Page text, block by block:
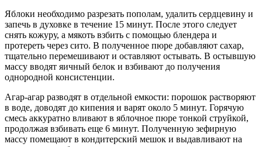
Яблоки необходимо разрезать пополам, удалить сердцевину и
запечь в духовке в течение 15 минут. После этого следует
снять кожуру, а мякоть взбить с помощью блендера и
протереть через сито. В полученное пюре добавляют сахар,
тщательно перемешивают и оставляют остывать. В остывшую
массу вводят яичный белок и взбивают до получения
однородной консистенции.
Агар-агар разводят в отдельной емкости: порошок растворяют
в воде, доводят до кипения и варят около 5 минут. Горячую
смесь аккуратно вливают в яблочное пюре тонкой струйкой,
продолжая взбивать еще 6 минут. Полученную зефирную
массу помещают в кондитерский мешок и выдавливают на